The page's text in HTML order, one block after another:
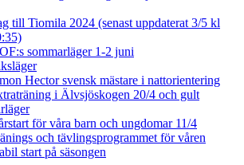
till Tiomila 2024 (senast uppdaterat 3/5 kl
sommarläger 1-2 juni
Hector svensk mästare i nattorientering
i Älvsjöskogen 20/4 och gult
för våra barn och ungdomar 11/4
och tävlingsprogrammet för våren
start på säsongen